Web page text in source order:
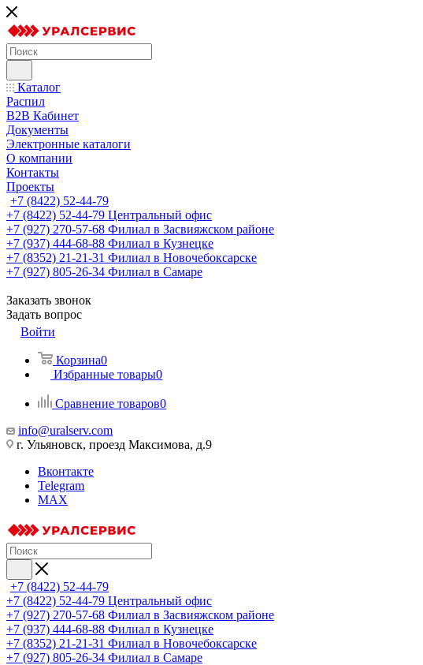
Каталог
Распил
B2B Кабинет
Документы
Электронные каталоги
О компании
Контакты
Проекты
+7 (8422) 52-44-79
+7 (8422) 52-44-79 Центральный офис
+7 (927) 270-57-68 Филиал в Засвияжском районе
+7 (937) 444-68-88 Филиал в Кузнецке
+7 (8352) 21-21-31 Филиал в Новочебоксарске
+7 (927) 805-26-34 Филиал в Самаре
Заказать звонок
Задать вопрос
Войти
Корзина0
Избранные товары0
Сравнение товаров0
info@uralserv.com
г. Ульяновск, проезд Максимова, д.9
Вконтакте
Telegram
MAX
+7 (8422) 52-44-79
+7 (8422) 52-44-79 Центральный офис
+7 (927) 270-57-68 Филиал в Засвияжском районе
+7 (937) 444-68-88 Филиал в Кузнецке
+7 (8352) 21-21-31 Филиал в Новочебоксарске
+7 (927) 805-26-34 Филиал в Самаре